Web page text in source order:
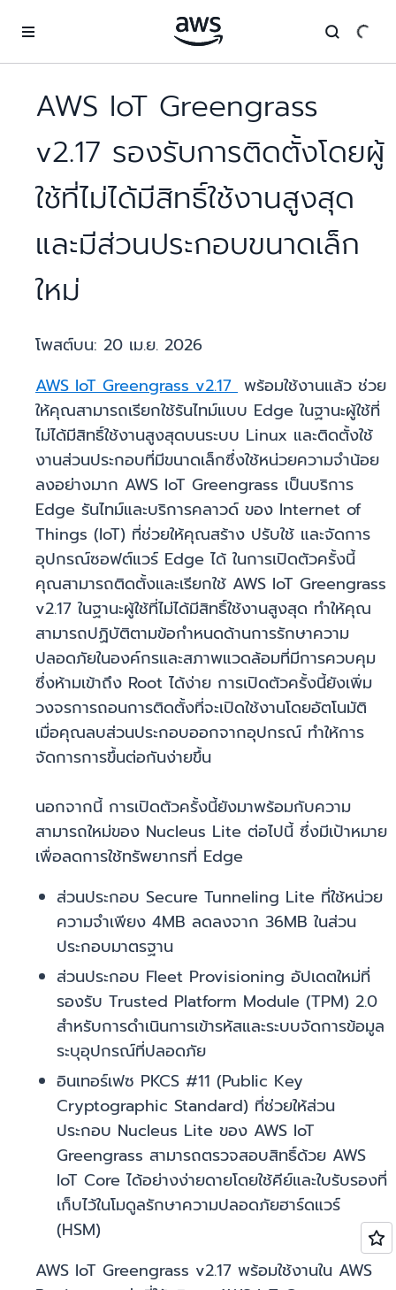
AWS IoT Greengrass
v2.17 รองรับการติดตั้งโดยผู้
ใช้ที่ไม่ได้มีสิทธิ์ใช้งานสูงสุด
และมีส่วนประกอบขนาดเล็ก
ใหม่
โพสต์บน: 20 เม.ย. 2026
AWS IoT Greengrass v2.17 พร้อมใช้งานแล้ว ช่วย
ให้คุณสามารถเรียกใช้รันไทม์แบบ Edge ในฐานะผู้ใช้ที่
ไม่ได้มีสิทธิ์ใช้งานสูงสุดบนระบบ Linux และติดตั้งใช้
งานส่วนประกอบที่มีขนาดเล็กซึ่งใช้หน่วยความจำน้อย
ลงอย่างมาก AWS IoT Greengrass เป็นบริการ
Edge รันไทม์และบริการคลาวด์ ของ Internet of
Things (IoT) ที่ช่วยให้คุณสร้าง ปรับใช้ และจัดการ
อุปกรณ์ซอฟต์แวร์ Edge ได้ ในการเปิดตัวครั้งนี้
คุณสามารถติดตั้งและเรียกใช้ AWS IoT Greengrass
v2.17 ในฐานะผู้ใช้ที่ไม่ได้มีสิทธิ์ใช้งานสูงสุด ทำให้คุณ
สามารถปฏิบัติตามข้อกำหนดด้านการรักษาความ
ปลอดภัยในองค์กรและสภาพแวดล้อมที่มีการควบคุม
ซึ่งห้ามเข้าถึง Root ได้ง่าย การเปิดตัวครั้งนี้ยังเพิ่ม
วงจรการถอนการติดตั้งที่จะเปิดใช้งานโดยอัตโนมัติ
เมื่อคุณลบส่วนประกอบออกจากอุปกรณ์ ทำให้การ
จัดการการขึ้นต่อกันง่ายขึ้น
นอกจากนี้ การเปิดตัวครั้งนี้ยังมาพร้อมกับความ
สามารถใหม่ของ Nucleus Lite ต่อไปนี้ ซึ่งมีเป้าหมาย
เพื่อลดการใช้ทรัพยากรที่ Edge
ส่วนประกอบ Secure Tunneling Lite ที่ใช้หน่วย
ความจำเพียง 4MB ลดลงจาก 36MB ในส่วน
ประกอบมาตรฐาน
ส่วนประกอบ Fleet Provisioning อัปเดตใหม่ที่
รองรับ Trusted Platform Module (TPM) 2.0
สำหรับการดำเนินการเข้ารหัสและระบบจัดการข้อมูล
ระบุอุปกรณ์ที่ปลอดภัย
อินเทอร์เฟซ PKCS #11 (Public Key
Cryptographic Standard) ที่ช่วยให้ส่วน
ประกอบ Nucleus Lite ของ AWS IoT
Greengrass สามารถตรวจสอบสิทธิ์ด้วย AWS
IoT Core ได้อย่างง่ายดายโดยใช้คีย์และใบรับรองที่
เก็บไว้ในโมดูลรักษาความปลอดภัยฮาร์ดแวร์
(HSM)
AWS IoT Greengrass v2.17 พร้อมใช้งานใน AWS